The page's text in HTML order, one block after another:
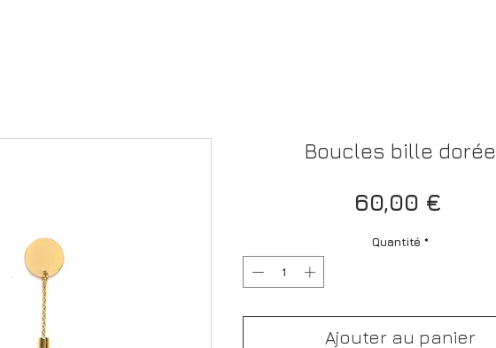
Boucles bille dorée
60,00 €
Quantité *
Ajouter au panier